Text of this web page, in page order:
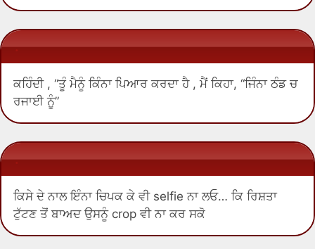
.
ਕਹਿੰਦੀ , “ਤੂੰ ਮੈਨੂੰ ਕਿੰਨਾ ਪਿਆਰ ਕਰਦਾ ਹੈ , ਮੈਂ ਕਿਹਾ, “ਜਿੰਨਾ ਠੰਡ ਚ
ਰਜਾਈ ਨੂੰ”
.
ਕਿਸੇ ਦੇ ਨਾਲ ਇੰਨਾ ਚਿਪਕ ਕੇ ਵੀ selfie ਨਾ ਲਓ… ਕਿ ਰਿਸ਼ਤਾ
ਟੁੱਟਣ ਤੋਂ ਬਾਅਦ ਉਸਨੂੰ crop ਵੀ ਨਾ ਕਰ ਸਕੋ